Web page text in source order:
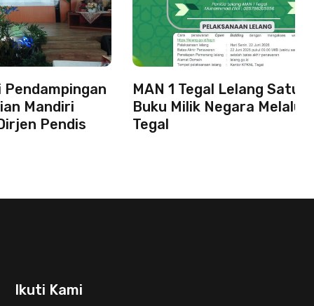
Pendampingan
Mandiri
Pendis
MAN 1 Tegal Lelang Satu
Buku Milik Negara Melalui
Tegal
Ikuti Kami